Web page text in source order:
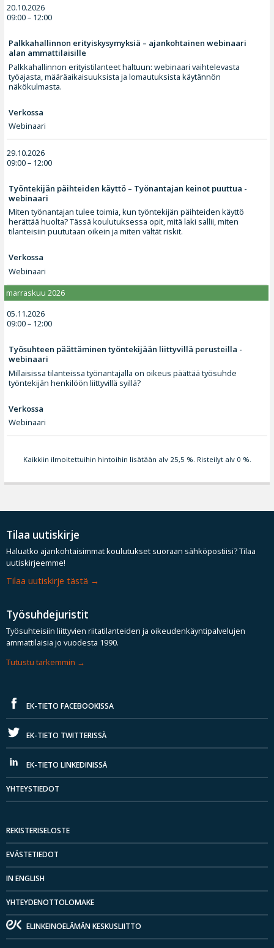
20.10.2026
09:00 – 12:00
Palkkahallinnon erityiskysymyksiä – ajankohtainen webinaari
alan ammattilaisille
Palkkahallinnon erityistilanteet haltuun: webinaari vaihtelevasta
työajasta, määräaikaisuuksista ja lomautuksista käytännön
näkökulmasta.
Verkossa
Webinaari
29.10.2026
09:00 – 12:00
Työntekijän päihteiden käyttö – Työnantajan keinot puuttua -
webinaari
Miten työnantajan tulee toimia, kun työntekijän päihteiden käyttö
herättää huolta? Tässä koulutuksessa opit, mitä laki sallii, miten
tilanteisiin puututaan oikein ja miten vältät riskit.
Verkossa
Webinaari
marraskuu 2026
05.11.2026
09:00 – 12:00
Työsuhteen päättäminen työntekijään liittyvillä perusteilla -
webinaari
Millaisissa tilanteissa työnantajalla on oikeus päättää työsuhde
työntekijän henkilöön liittyvillä syillä?
Verkossa
Webinaari
Kaikkiin ilmoitettuihin hintoihin lisätään alv 25,5 %. Risteilyt alv 0 %.
Tilaa uutiskirje
Haluatko ajankohtaisimmat koulutukset suoraan sähköpostiisi? Tilaa
uutiskirjeemme!
Tilaa uutiskirje tästä
Työsuhdejuristit
Työsuhteisiin liittyvien riitatilanteiden ja oikeudenkäyntipalvelujen
ammattilaisia jo vuodesta 1990.
Tutustu tarkemmin
EK-TIETO FACEBOOKISSA
EK-TIETO TWITTERISSÄ
EK-TIETO LINKEDINISSÄ
YHTEYSTIEDOT
REKISTERISELOSTE
EVÄSTETIEDOT
IN ENGLISH
YHTEYDENOTTOLOMAKE
ELINKEINOELÄMÄN KESKUSLIITTO